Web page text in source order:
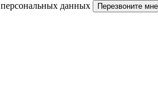
персональных данных